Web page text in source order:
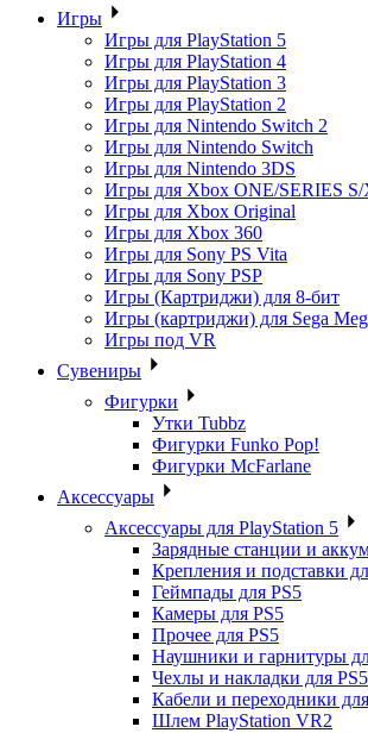
Игры
Игры для PlayStation 5
Игры для PlayStation 4
Игры для PlayStation 3
Игры для PlayStation 2
Игры для Nintendo Switch 2
Игры для Nintendo Switch
Игры для Nintendo 3DS
Игры для Xbox ONE/SERIES S/
Игры для Xbox Original
Игры для Xbox 360
Игры для Sony PS Vita
Игры для Sony PSP
Игры (Картриджи) для 8-бит
Игры (картриджи) для Sega
Игры под VR
Сувениры
Фигурки
Утки Tubbz
Фигурки Funko Pop!
Фигурки McFarlane
Аксессуары
Аксессуары для PlayStation 5
Зарядные станции и
Крепления и подставки
Геймпады для PS5
Камеры для PS5
Прочее для PS5
Наушники и гарнитуры
Чехлы и накладки для PS5
Кабели и переходники
Шлем PlayStation VR2